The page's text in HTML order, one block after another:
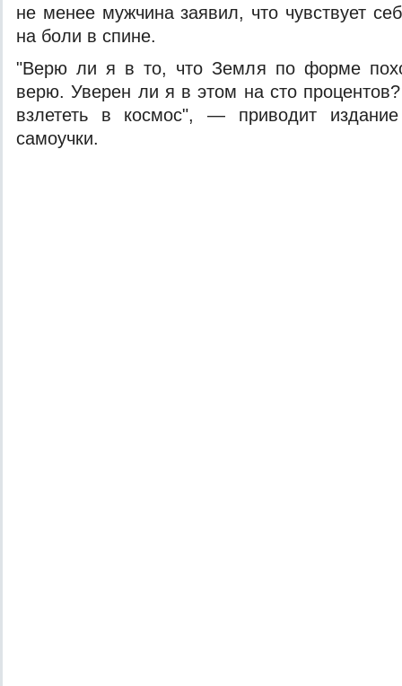
не менее мужчина заявил, что чувствует
на боли в спине.
"Верю ли я в то, что Земля по форме
верю. Уверен ли я в этом на сто
взлететь в космос", — приводит
самоучки.